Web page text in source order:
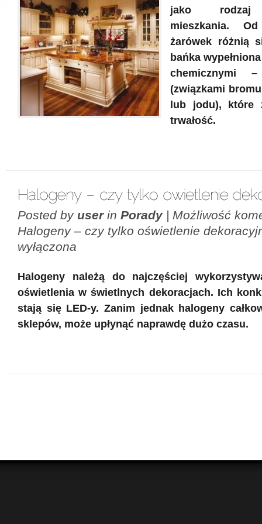
jako rodzaj
mieszkania.
żarówek różnią
bańka
chemicznymi –
(związkami
lub jodu), które
trwałość.
Posted by userin Porady| Możliwość
Halogeny – czy tylko oświetlenie
wyłączona
Halogeny należą do najczęściej
oświetlenia w świetlnych dekoracjach. Ich
stają się LED-y. Zanim jednak halogeny
sklepów, może upłynąć naprawdę dużo czasu.